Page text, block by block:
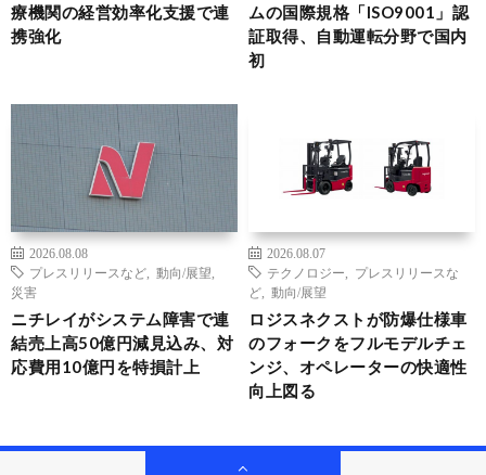
療機関の経営効率化支援で連
携強化
ムの国際規格「ISO9001」認
証取得、自動運転分野で国内
初
2026.08.08
プレスリリースなど
動向/展望
災害
ニチレイがシステム障害で連
結売上高50億円減見込み、対
応費用10億円を特損計上
2026.08.07
テクノロジー
プレスリリースな
ど
動向/展望
ロジスネクストが防爆仕様車
のフォークをフルモデルチェ
ンジ、オペレーターの快適性
向上図る